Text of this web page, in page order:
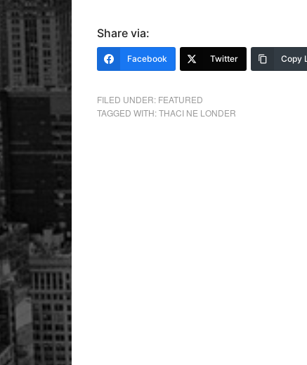
Share via:
Facebook Twitter Copy
FILED UNDER: FEATURED
TAGGED WITH:THACI NE LONDER